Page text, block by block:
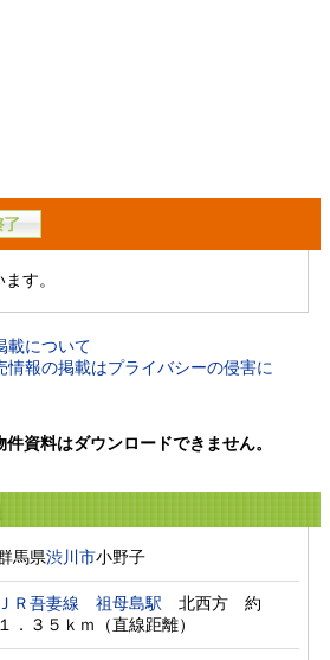
す。
載について
情報の掲載はプライバシーの侵害に
資料はダウンロードできません。
馬県渋川市小野子
ＪＲ吾妻線 祖母島駅 北西方　約
１．３５ｋｍ（直線距離）